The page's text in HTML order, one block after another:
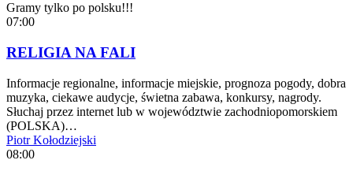
Gramy tylko po polsku!!!
07:00
RELIGIA NA FALI
Informacje regionalne, informacje miejskie, prognoza pogody, dobra
muzyka, ciekawe audycje, świetna zabawa, konkursy, nagrody.
Słuchaj przez internet lub w województwie zachodniopomorskiem
(POLSKA)…
Piotr Kołodziejski
08:00